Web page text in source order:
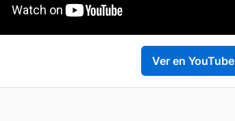
Ver en YouTube